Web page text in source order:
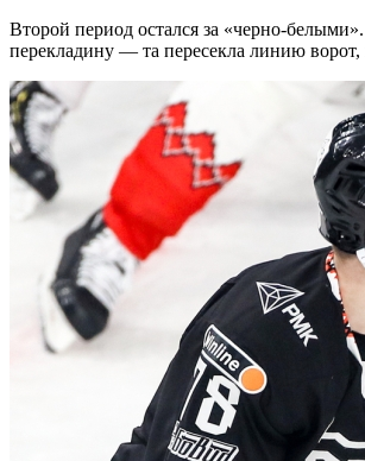
Второй период остался за «черно-
перекладину — та пересекла линию